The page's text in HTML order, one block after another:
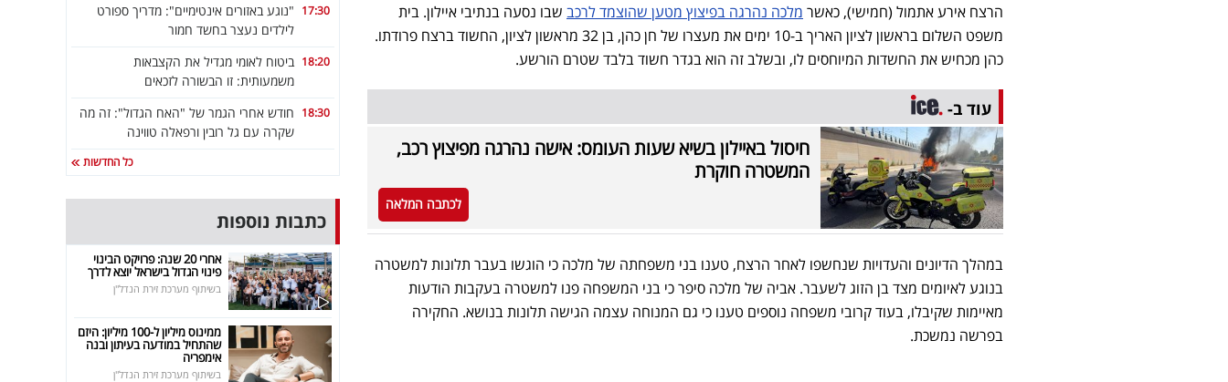
הרצח אירע אתמול (חמישי), כאשר מלכה נהרגה בפיצוץ מטען שהוצמד לרכב שבו נסעה בנתיבי איילון. בית
משפט השלום בראשון לציון האריך ב-10 ימים את מעצרו של חן כהן, בן 32 מראשון לציון, החשוד ברצח פרודתו.
כהן מכחיש את החשדות המיוחסים לו, ובשלב זה הוא בגדר חשוד בלבד שטרם הורשע.
עוד ב-
חיסול באיילון בשיא שעות העומס: אישה נהרגה מפיצוץ רכב,
המשטרה חוקרת
לכתבה המלאה
במהלך הדיונים והעדויות שנחשפו לאחר הרצח, טענו בני משפחתה של מלכה כי הוגשו בעבר תלונות למשטרה
בנוגע לאיומים מצד בן הזוג לשעבר. אביה של מלכה סיפר כי בני המשפחה פנו למשטרה בעקבות הודעות
מאיימות שקיבלו, בעוד קרובי משפחה נוספים טענו כי גם המנוחה עצמה הגישה תלונות בנושא. החקירה
בפרשה נמשכת.
17:30 "נוגע באזורים אינטימיים": מדריך ספורט
לילדים נעצר בחשד חמור
18:20 ביטוח לאומי מגדיל את הקצבאות
משמעותית: זו הבשורה לזכאים
18:30 חודש אחרי הגמר של "האח הגדול": זה מה
שקרה עם גל רובין ורפאלה טווינה
כל החדשות
כתבות נוספות
אחרי 20 שנה: פרויקט הבינוי
פינוי הגדול בישראל יוצא לדרך
בשיתוף מערכת זירת הנדל"ן
ממינוס מיליון ל-100 מיליון: היזם
שהתחיל במודעה בעיתון ובנה
אימפריה
בשיתוף מערכת זירת הנדל"ן